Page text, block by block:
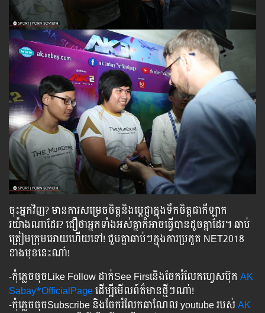
ចុះអ្នកវិញ? មានការសម្រេចចិត្តនិងប្តេជ្ញាក្នុងទឹកចិត្តជាកីឡាក
រយ៉ាងណាដែរ? ជឿថាអ្នកទាំងអស់គ្នាក៏អាចធ្វើបានដូចគ្នាដែរ។ ឆាប់
ត្រៀមក្រុមអោយហើយទៅ! ជួបគ្នាឆាប់ៗក្នុងការប្រកួត NET2018 ​
ខាងមុខនេះណា៎!
-កុំភ្លេចចុចLike​ Follow ដាក់See Firstនិងចែករំលែកហ្វេសប៊ុកAK
Sabay*OfficialPageដើម្បីមើលព៍ត៌មានថ្មីៗណា៎!
-កុំភ្លេចចុចSubscribe និងចែករំលែកឆាណែល youtube របស់AK